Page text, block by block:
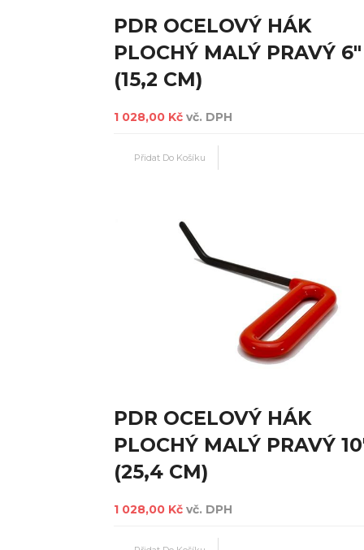
PDR OCELOVÝ HÁK
PLOCHÝ MALÝ PRAVÝ 6"
(15,2 CM)
1 028,00 Kč vč. DPH
PDR OCELOVÝ HÁK
PLOCHÝ MALÝ PRAVÝ
(25,4 CM)
1 028,00 Kč vč. DPH